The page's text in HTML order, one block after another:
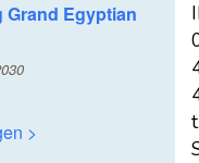
Grand Egyptian
>